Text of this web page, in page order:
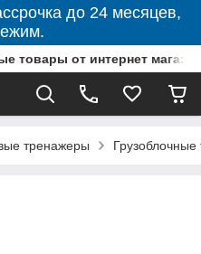
до 24 месяцев,
товары от интернет
тренажеры